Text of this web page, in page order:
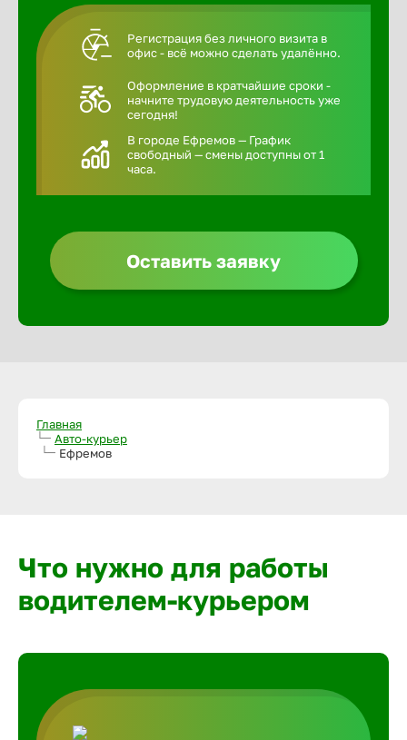
Регистрация без личного визита в
офис - всё можно сделать удалённо.
Оформление в кратчайшие сроки -
начните трудовую деятельность уже
сегодня!
В городе Ефремов — График
свободный — смены доступны от 1
часа.
Оставить заявку
Главная
Авто-курьер
Ефремов
Что нужно для работы
водителем-курьером